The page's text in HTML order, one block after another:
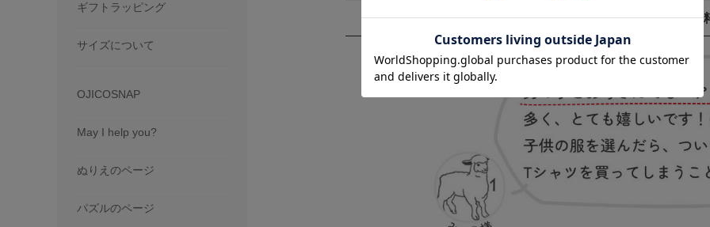
ギフトラッピング
サイズについて
OJICOSNAP
May I help you?
ぬりえのページ
パズルのページ
お客様の声（一部抜